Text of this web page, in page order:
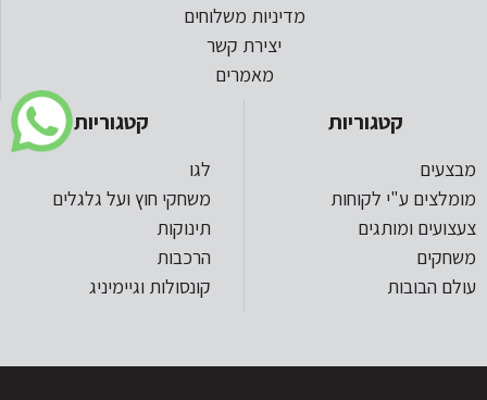
מדיניות משלוחים
יצירת קשר
מאמרים
קטגוריות
מבצעים
מומלצים ע"י לקוחות
צעצועים ומותגים
משחקים
עולם הבובות
קטגוריות
לגו
משחקי חוץ ועל גלגלים
תינוקות
הרכבות
קונסולות וגיימיניג